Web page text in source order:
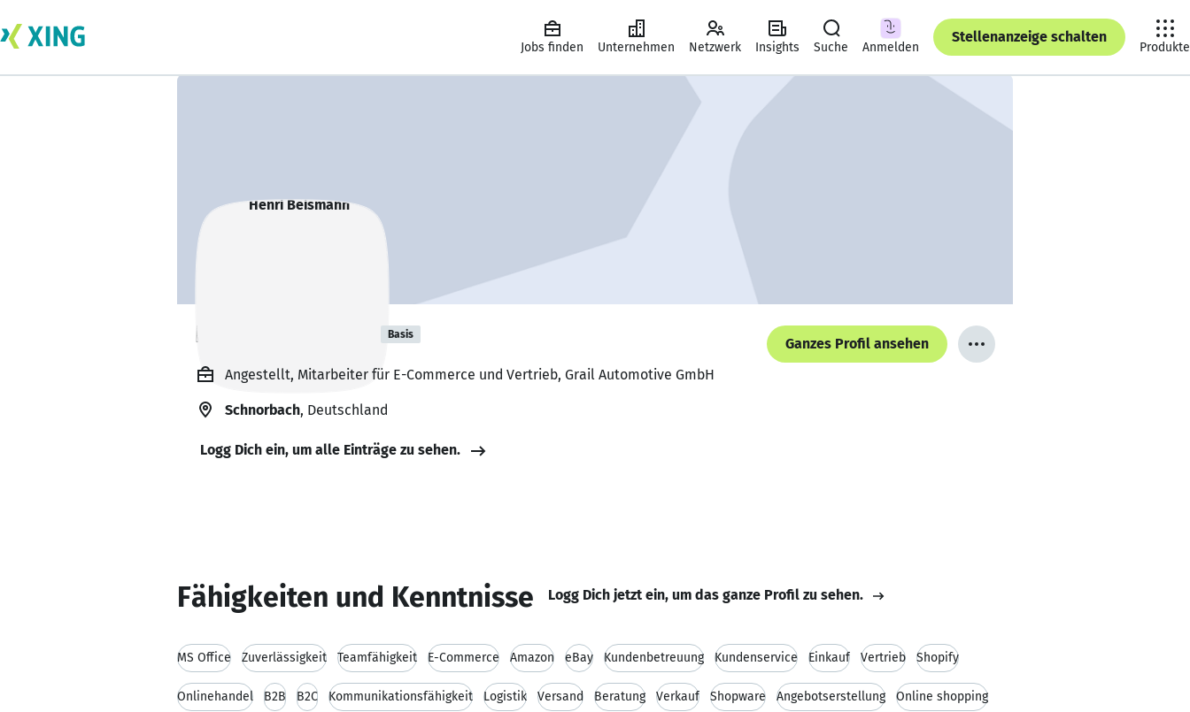
Jobs finden Unternehmen Netzwerk Insights Suche Anmelden
Stellenanzeige schalten
Produkte
Henri Beismann Basis
Ganzes Profil ansehen
Angestellt, Mitarbeiter für E-Commerce und Vertrieb, Grail Automotive GmbH
Schnorbach, Deutschland
Logg Dich ein, um alle Einträge zu sehen.
Fähigkeiten und Kenntnisse Logg Dich jetzt ein, um das ganze Profil zu sehen.
MS Office Zuverlässigkeit Teamfähigkeit E-Commerce Amazon eBay Kundenbetreuung Kundenservice Einkauf Vertrieb Shopify
Onlinehandel B2B B2C Kommunikationsfähigkeit Logistik Versand Beratung Verkauf Shopware Angebotserstellung Online shopping